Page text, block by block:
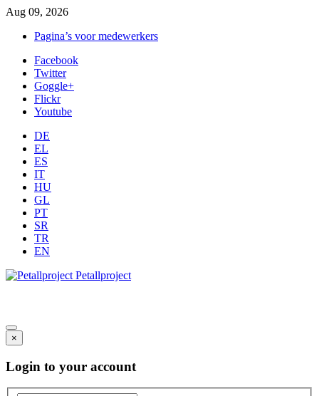
Aug 09, 2026
Pagina’s voor medewerkers
Facebook
Twitter
Goggle+
Flickr
Youtube
DE
EL
ES
IT
HU
GL
PT
SR
TR
EN
Petallproject
×
Login to your account